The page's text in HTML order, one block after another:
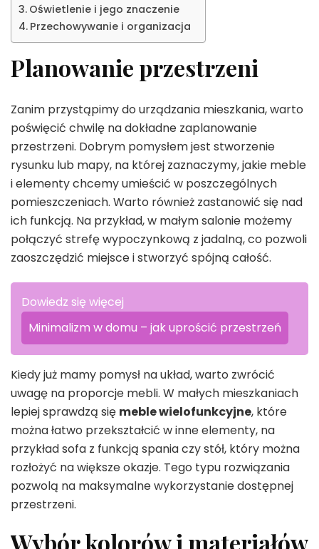
Oświetlenie i jego znaczenie
Przechowywanie i organizacja
Planowanie przestrzeni
Zanim przystąpimy do urządzania mieszkania, warto
poświęcić chwilę na dokładne zaplanowanie
przestrzeni. Dobrym pomysłem jest stworzenie
rysunku lub mapy, na której zaznaczymy, jakie meble
i elementy chcemy umieścić w poszczególnych
pomieszczeniach. Warto również zastanowić się nad
ich funkcją. Na przykład, w małym salonie możemy
połączyć strefę wypoczynkową z jadalną, co pozwoli
zaoszczędzić miejsce i stworzyć spójną całość.
Dowiedz się więcej
Minimalizm w domu – jak uprościć przestrzeń
Kiedy już mamy pomysł na układ, warto zwrócić
uwagę na proporcje mebli. W małych mieszkaniach
lepiej sprawdzą się meble wielofunkcyjne, które
można łatwo przekształcić w inne elementy, na
przykład sofa z funkcją spania czy stół, który można
rozłożyć na większe okazje. Tego typu rozwiązania
pozwolą na maksymalne wykorzystanie dostępnej
przestrzeni.
Wybór kolorów i materiałów